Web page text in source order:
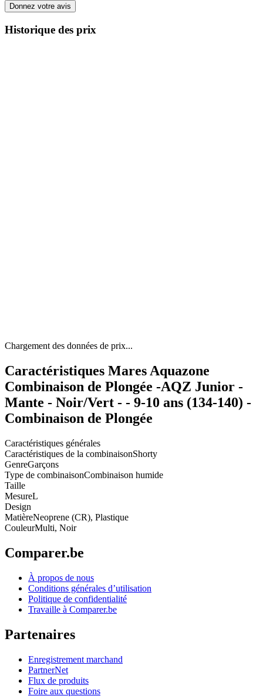
Donnez votre avis
Historique des prix
Chargement des données de prix...
Caractéristiques Mares Aquazone
Combinaison de Plongée -AQZ Junior -
Mante - Noir/Vert - - 9-10 ans (134-140) -
Combinaison de Plongée
Caractéristiques générales
Caractéristiques de la combinaisonShorty
GenreGarçons
Type de combinaisonCombinaison humide
Taille
MesureL
Design
MatièreNeoprene (CR), Plastique
CouleurMulti, Noir
Comparer.be
À propos de nous
Conditions générales d’utilisation
Politique de confidentialité
Travaille à Comparer.be
Partenaires
Enregistrement marchand
PartnerNet
Flux de produits
Foire aux questions